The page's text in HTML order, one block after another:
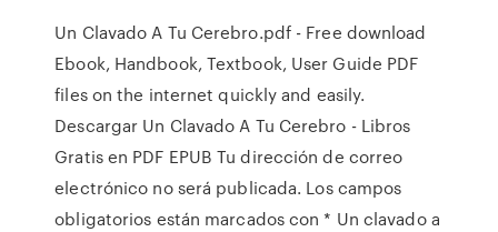
Un Clavado A Tu Cerebro.pdf - Free download
Ebook, Handbook, Textbook, User Guide PDF
files on the internet quickly and easily.
Descargar Un Clavado A Tu Cerebro - Libros
Gratis en PDF EPUB Tu dirección de correo
electrónico no será publicada. Los campos
obligatorios están marcados con * Un clavado a